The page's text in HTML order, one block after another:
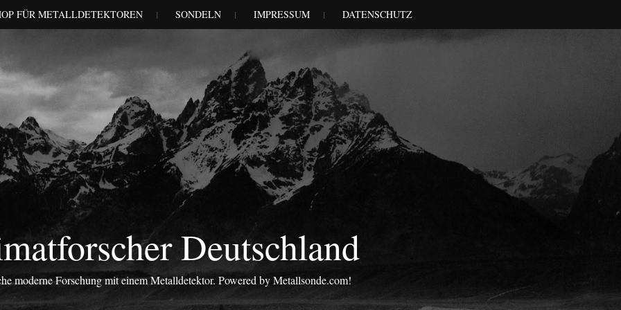
FÜR METALLDETEKTOREN SONDELN IMPRESSUM DATENSCHUTZ
Deutschland
moderne Forschung mit einem Metalldetektor. Powered by Metallsonde.com!